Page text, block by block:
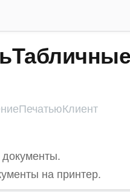
документы.
на принтер.